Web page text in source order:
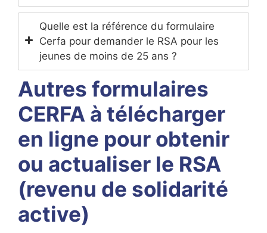
Quelle est la référence du formulaire
Cerfa pour demander le RSA pour les
jeunes de moins de 25 ans ?
Autres formulaires
CERFA à télécharger
en ligne pour obtenir
ou actualiser le RSA
(revenu de solidarité
active)